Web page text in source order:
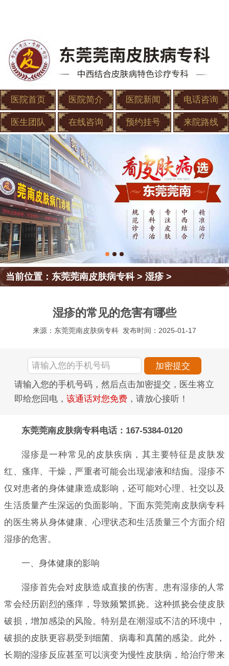
医院首页 医院简介 医院新闻 电话咨询
医生团队 在线咨询 预约挂号 来院路线
当前位置：东莞莞南皮肤病专科>湿疹>
湿疹的常见的危害有哪些
来源：东莞莞南皮肤病专科 发布时间：2025-01-17
请输入您的手机号码，然后点击加密提交，医生将立
即给您回电， 该通话对您免费 ，请放心接听！
东莞莞南皮肤病专科电话：167-5384-0120
湿疹是一种常见的皮肤疾病，其主要特征是皮肤发
红、瘙痒、干燥，严重者可能会出现渗液和结痂。湿疹不
仅对患者的身体健康造成影响，还可能对心理、社交以及
生活质量产生深远的负面影响。下面东莞莞南皮肤病专科
的医生将从身体健康、心理状态和生活质量三个方面介绍
湿疹的危害。
一、身体健康的影响
湿疹首先会对皮肤造成直接的伤害。患有湿疹的人常
常会经历剧烈的瘙痒，导致频繁抓挠。这种抓挠会使皮肤
破损，增加感染的风险。特别是在潮湿或不洁的环境中，
破损的皮肤更容易受到细菌、病毒和真菌的感染。此外，
长期的湿疹反应甚至可以演变为慢性皮肤病，给治疗带来